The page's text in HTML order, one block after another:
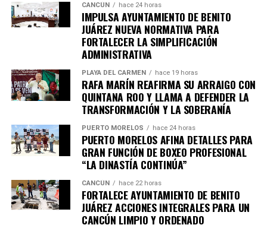
CANCÚN hace 24 horas
IMPULSA AYUNTAMIENTO DE BENITO
JUÁREZ NUEVA NORMATIVA PARA
FORTALECER LA SIMPLIFICACIÓN
ADMINISTRATIVA
PLAYA DEL CARMEN hace 19 horas
RAFA MARÍN REAFIRMA SU ARRAIGO CON
QUINTANA ROO Y LLAMA A DEFENDER LA
TRANSFORMACIÓN Y LA SOBERANÍA
PUERTO MORELOS hace 24 horas
PUERTO MORELOS AFINA DETALLES PARA
GRAN FUNCIÓN DE BOXEO PROFESIONAL
“LA DINASTÍA CONTINÚA”
CANCÚN hace 22 horas
FORTALECE AYUNTAMIENTO DE BENITO
JUÁREZ ACCIONES INTEGRALES PARA UN
CANCÚN LIMPIO Y ORDENADO